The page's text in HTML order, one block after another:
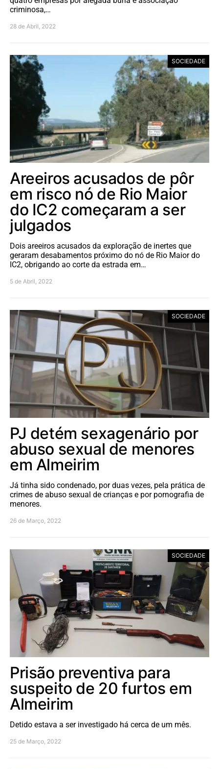
criminosa,…
28 de Abril, 2022
SOCIEDADE
Areeiros acusados de pôr
em risco nó de Rio Maior
do IC2 começaram a ser
julgados
Dois areeiros acusados da exploração de inertes que
geraram desabamentos próximo do nó de Rio Maior do
IC2, obrigando ao corte da estrada em…
5 de Abril, 2022
SOCIEDADE
PJ detém sexagenário por
abuso sexual de menores
em Almeirim
Já tinha sido condenado, por duas vezes, pela prática de
crimes de abuso sexual de crianças e por pornografia de
menores.
26 de Março, 2022
SOCIEDADE
Prisão preventiva para
suspeito de 20 furtos em
Almeirim
Detido estava a ser investigado há cerca de um mês.
25 de Março, 2022